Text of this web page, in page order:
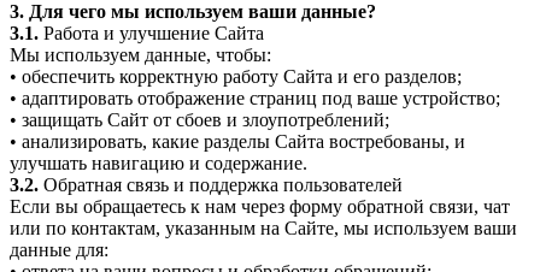
3. Для чего мы используем ваши данные?
3.1. Работа и улучшение Сайта
Мы используем данные, чтобы:
• обеспечить корректную работу Сайта и его разделов;
• адаптировать отображение страниц под ваше устройство;
• защищать Сайт от сбоев и злоупотреблений;
• анализировать, какие разделы Сайта востребованы, и
улучшать навигацию и содержание.
3.2. Обратная связь и поддержка пользователей
Если вы обращаетесь к нам через форму обратной связи, чат
или по контактам, указанным на Сайте, мы используем ваши
данные для: